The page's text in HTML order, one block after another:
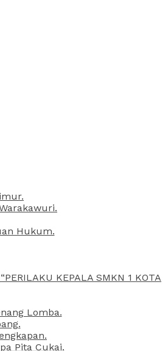
Hukum.
KEPALA SMKN 1 KOTA
Lomba.
Pita Cukai.